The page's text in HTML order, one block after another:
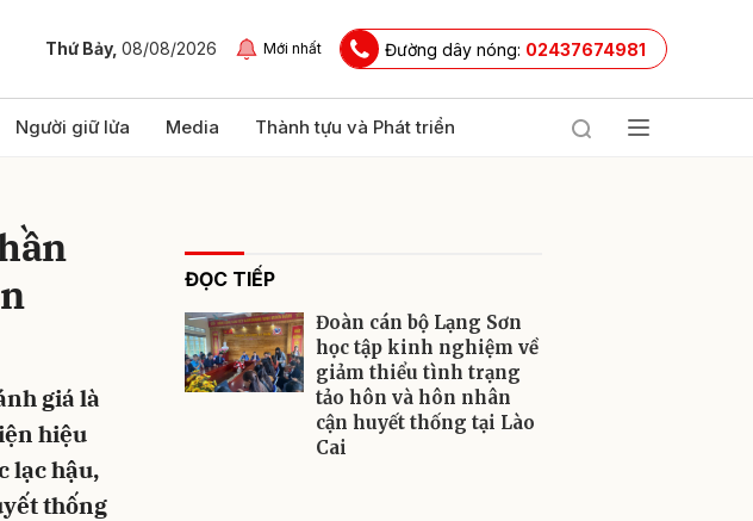
Thứ Bảy, 08/08/2026 Mới nhất Đường dây nóng: 02437674981
Người giữ lửa Media Thành tựu và Phát triển
giá là
hiệu
lạc hậu,
thống
ĐỌC TIẾP
Đoàn cán bộ Lạng Sơn
học tập kinh nghiệm về
giảm thiểu tình trạng
tảo hôn và hôn nhân
cận huyết thống tại Lào
Cai
Hủy Gửi